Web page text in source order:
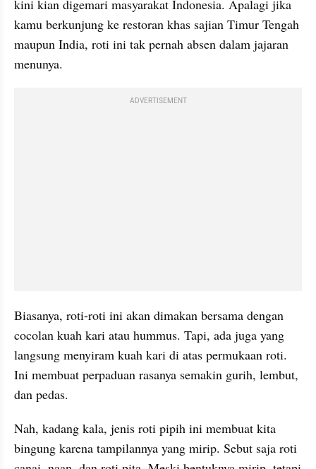
kini kian digemari masyarakat Indonesia. Apalagi jika
kamu berkunjung ke restoran khas sajian Timur Tengah
maupun India, roti ini tak pernah absen dalam jajaran
menunya.
ADVERTISEMENT
Biasanya, roti-roti ini akan dimakan bersama dengan
cocolan kuah kari atau hummus. Tapi, ada juga yang
langsung menyiram kuah kari di atas permukaan roti.
Ini membuat perpaduan rasanya semakin gurih, lembut,
dan pedas.
Nah, kadang kala, jenis roti pipih ini membuat kita
bingung karena tampilannya yang mirip. Sebut saja roti